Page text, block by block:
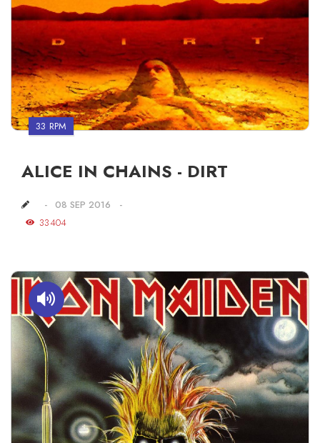
33 RPM
ALICE IN CHAINS - DIRT
08 SEP 2016
33404